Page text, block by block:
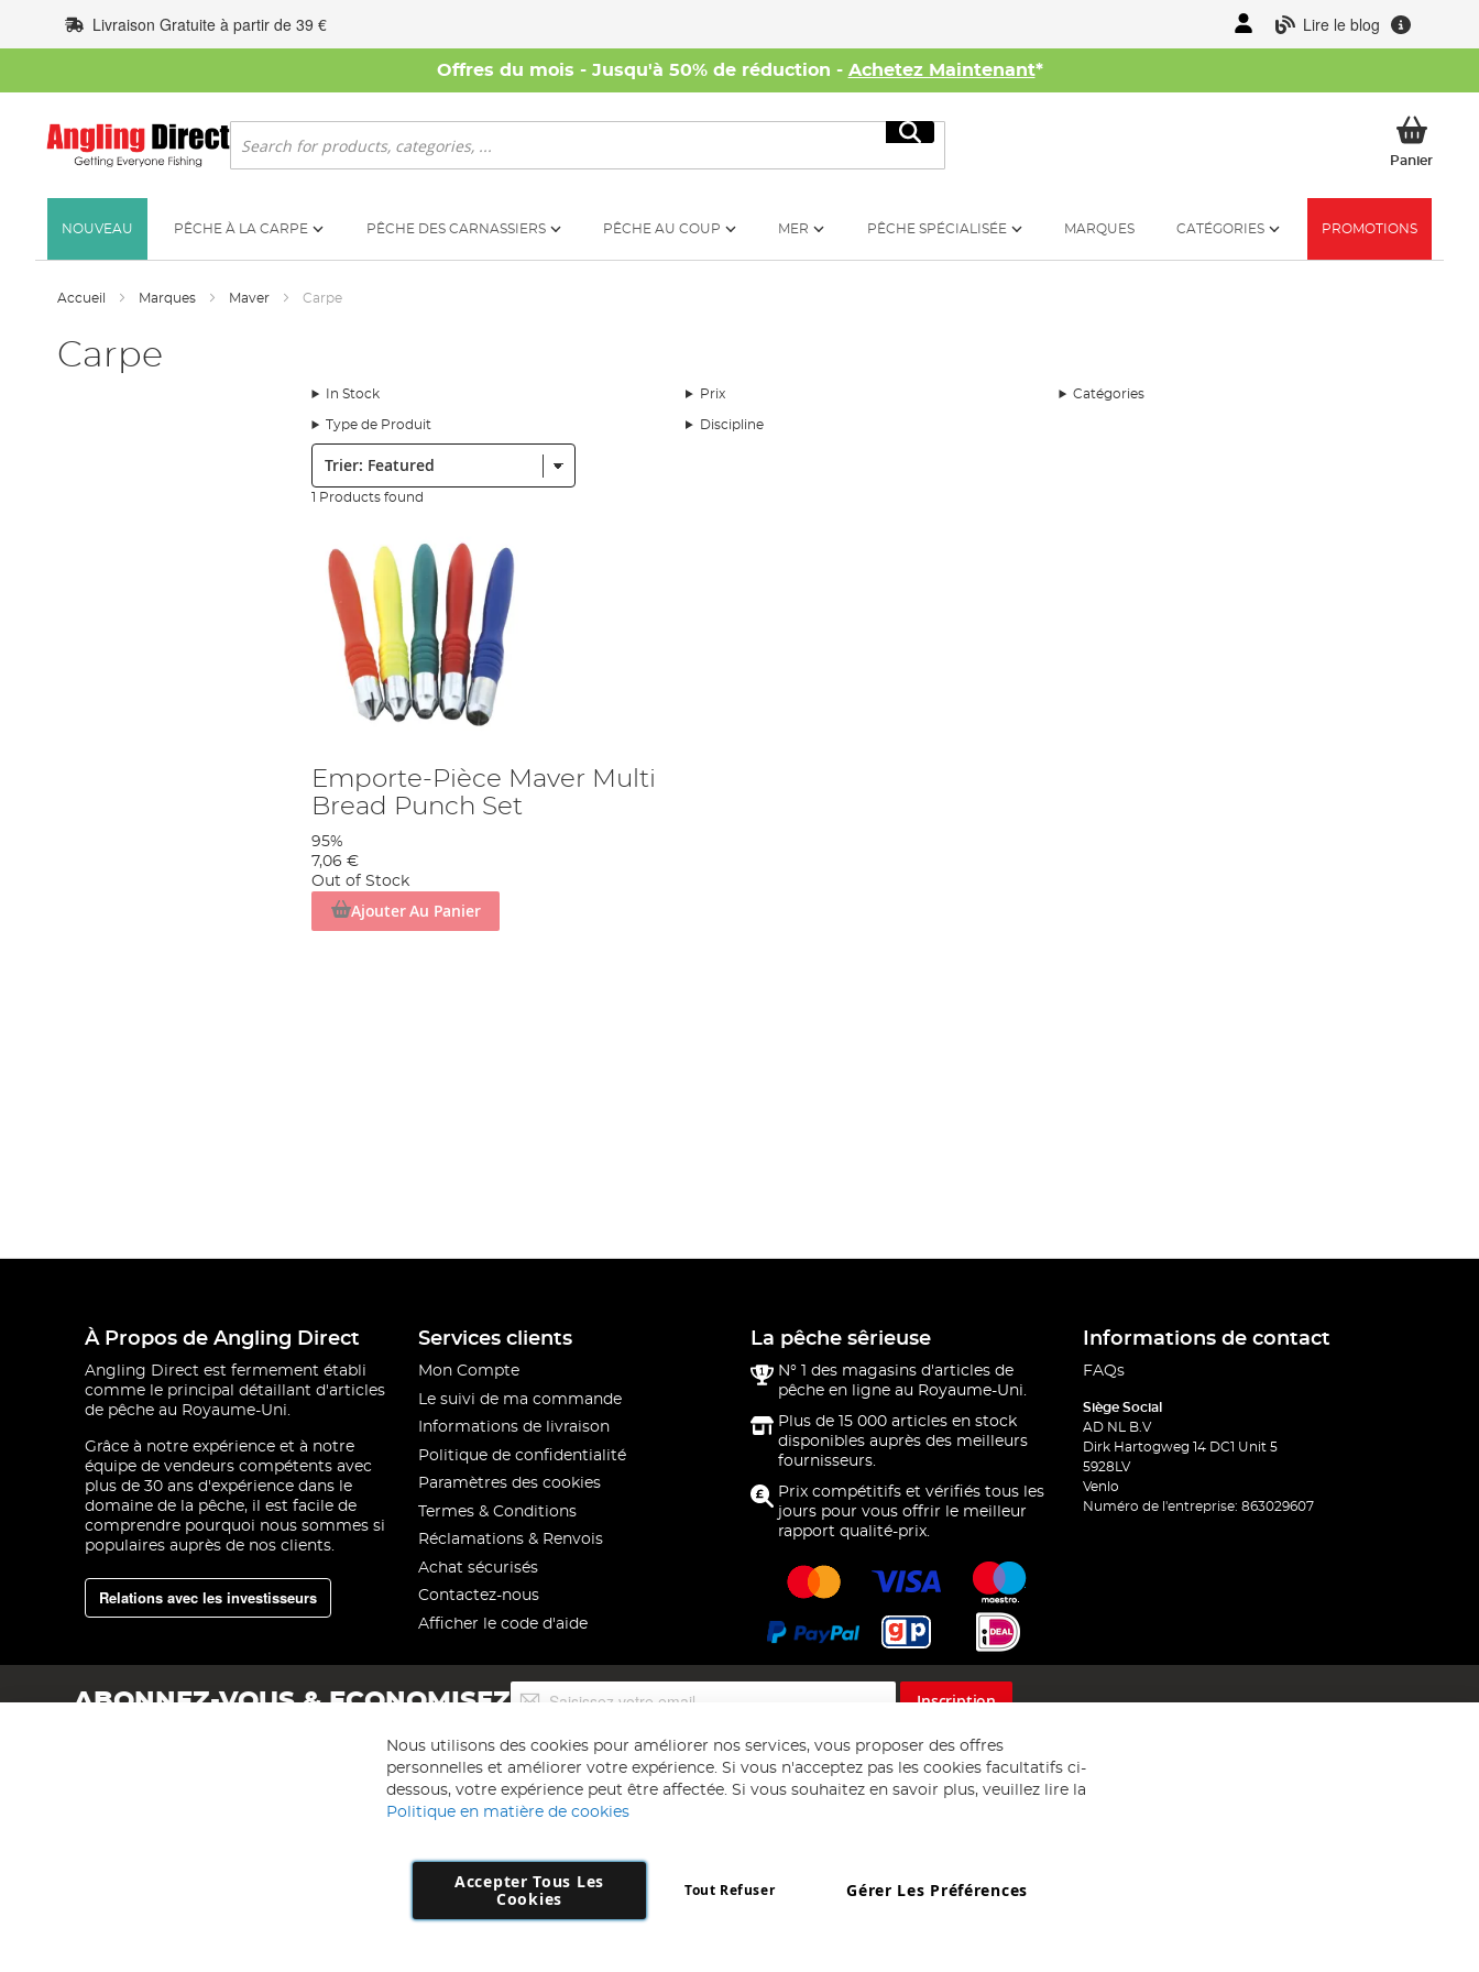
au
contenu
Lire le blog
Livraison Gratuite à partir de 39 €
Offres du mois - Jusqu'à 50% de réduction - Achetez Maintenant*
Rechercher
Rechercher
PanierMon
NOUVEAU PÊCHE À LA CARPE PÊCHE DES CARNASSIERS PÊCHE AU COUP MER PÊCHE SPÉCIALISÉE MARQUES CATÉGORIES PROMOTIONS
Accueil Marques Maver Carpe
Carpe
In Stock Prix Catégories
Type de Produit Discipline
Trier:
1 Products found
Emporte-Pièce Maver Multi
Bread Punch Set
95%
7,06 €
Out of Stock
Ajouter Au Panier
À Propos de Angling Direct
Angling Direct est fermement établi
comme le principal détaillant d'articles
de pêche au Royaume-Uni.
Grâce à notre expérience et à notre
équipe de vendeurs compétents avec
plus de 30 ans d'expérience dans le
domaine de la pêche, il est facile de
comprendre pourquoi nous sommes si
populaires auprès de nos clients.
Relations avec les investisseurs
Services clients
Mon Compte
Le suivi de ma commande
Informations de livraison
Politique de confidentialité
Paramètres des cookies
Termes & Conditions
Réclamations & Renvois
Achat sécurisés
Contactez-nous
Afficher le code d'aide
La pêche sêrieuse
N° 1 des magasins d'articles de
pêche en ligne au Royaume-Uni.
Plus de 15 000 articles en stock
disponibles auprès des meilleurs
fournisseurs.
Prix compétitifs et vérifiés tous les
jours pour vous offrir le meilleur
rapport qualité-prix.
Informations de contact
FAQs
Siège Social
AD NL B.V
Dirk Hartogweg 14 DC1 Unit 5
5928LV
Venlo
Numéro de l'entreprise: 863029607
ABONNEZ-VOUS & ECONOMISEZ
lettre
d’information
:
Inscription
Copyright 1997 - 2026AD NL B.V . Tous droits réservés.
Nous utilisons des cookies pour améliorer nos services, vous proposer des offres
personnelles et améliorer votre expérience. Si vous n'acceptez pas les cookies facultatifs ci-
dessous, votre expérience peut être affectée. Si vous souhaitez en savoir plus, veuillez lire la
Politique en matière de cookies
Accepter Tous Les
Cookies
Gérer Les Préférences
Tout Refuser